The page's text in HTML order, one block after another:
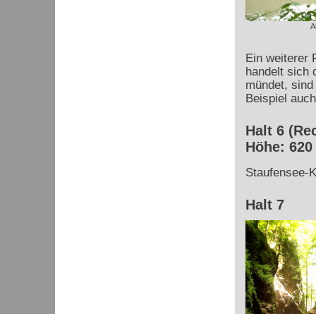
Ein weiterer
handelt sich
mündet,
Beispiel
Halt 6
Höhe:
Staufensee-
Halt 7